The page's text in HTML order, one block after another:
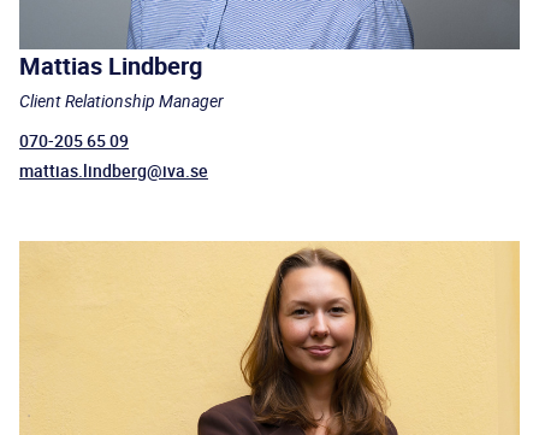
Mattias Lindberg
Client Relationship Manager
070-205 65 09
mattias.lindberg@iva.se